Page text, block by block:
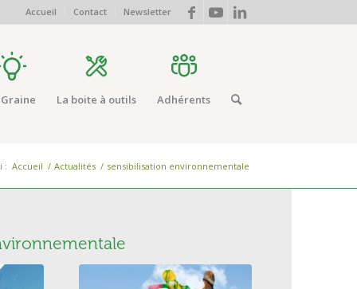
Accueil Contact Newsletter
La boite à outils Adhérents
: Accueil / Actualités / sensibilisation environnementale